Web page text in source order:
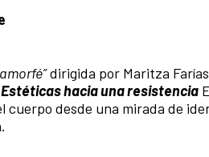
dirigida por Maritza
Estéticas hacia una resistencia
cuerpo desde una mirada de